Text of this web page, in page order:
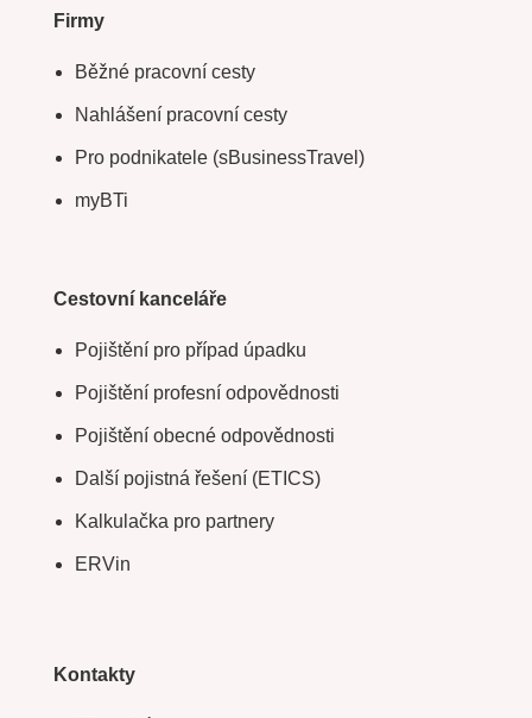
Firmy
Běžné pracovní cesty
Nahlášení pracovní cesty
Pro podnikatele (sBusinessTravel)
myBTi
Cestovní kanceláře
Pojištění pro případ úpadku
Pojištění profesní odpovědnosti
Pojištění obecné odpovědnosti
Další pojistná řešení (ETICS)
Kalkulačka pro partnery
ERVin
Kontakty